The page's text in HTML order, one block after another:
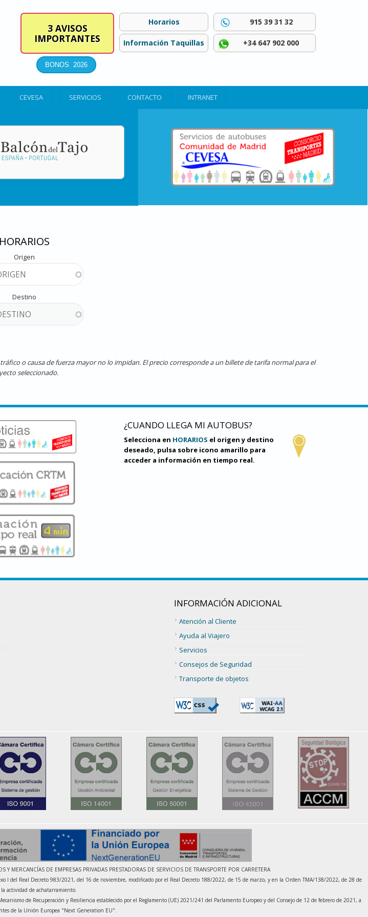
915 39 31 32
+34 647 902 000
Horarios
Información Taquillas
3 AVISOS
IMPORTANTES
CEVESA SERVICIOS CONTACTO INTRANET
HORARIOS
Origen
Destino
o causa de fuerza mayor no lo impidan. El precio corresponde a un billete de tarifa normal para el
seleccionado.
¿CUANDO LLEGA MI AUTOBUS?
Selecciona en HORARIOS el origen y destino
deseado, pulsa sobre icono amarillo para
acceder a información en tiempo real.
INFORMACIÓN ADICIONAL
Atención al Cliente
Ayuda al Viajero
Servicios
Consejos de Seguridad
Transporte de objetos
MERCANCÍAS DE EMPRESAS PRIVADAS PRESTADORAS DE SERVICIOS DE TRANSPORTE POR CARRETERA
I del Real Decreto 983/2021, del 16 de noviembre, modificado por el Real Decreto 188/2022, de 15 de marzo, y en la Orden TMA/138/2022, de 28 de
actividad de achatarramiento.
de Recuperación y Resiliencia establecido por el Reglamento (UE) 2021/241 del Parlamento Europeo y del Consejo de 12 de febrero de 2021, a
de la Unión Europea "Next Generation EU".